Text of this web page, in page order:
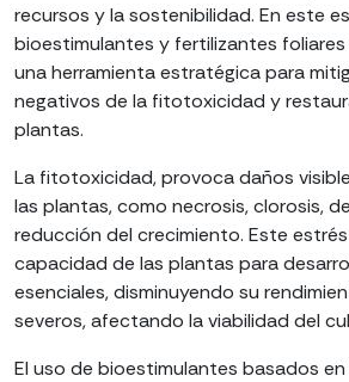
recursos y la sostenibilidad. En este
bioestimulantes y fertilizantes
una herramienta estratégica para
negativos de la fitotoxicidad y
plantas.
La fitotoxicidad, provoca daños
las plantas, como necrosis, clorosis,
reducción del crecimiento. Este
capacidad de las plantas para
esenciales, disminuyendo su
severos, afectando la viabilidad del
El uso de bioestimulantes basados